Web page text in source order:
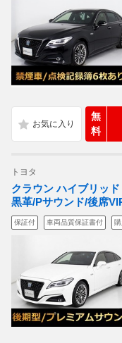
無
料
トヨタ
クラウン ハイブリッ
黒革/Pサウンド/後席
保証付 車両品質保証書付